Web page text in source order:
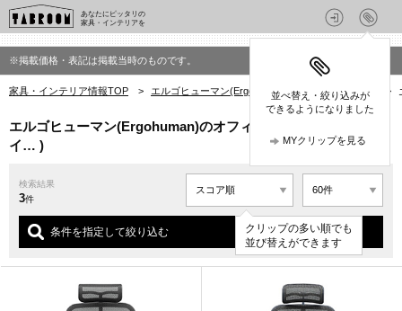
あなたにピッタリの
家具・インテリアを
並べ替え・絞り込みが
できるようになりました
MYクリップを見る
※掲載価格・表記は掲載当時のものです。
家具・インテリア情報TOP > エルゴヒューマン(Ergohuman)の家具・インテリア >
エルゴヒューマン(Ergohuman)のオフィスにぴったりの家具・
イ… )
検索結果
3件
クリップの多い順でも
並び替えができます
条件を指定して絞り込む